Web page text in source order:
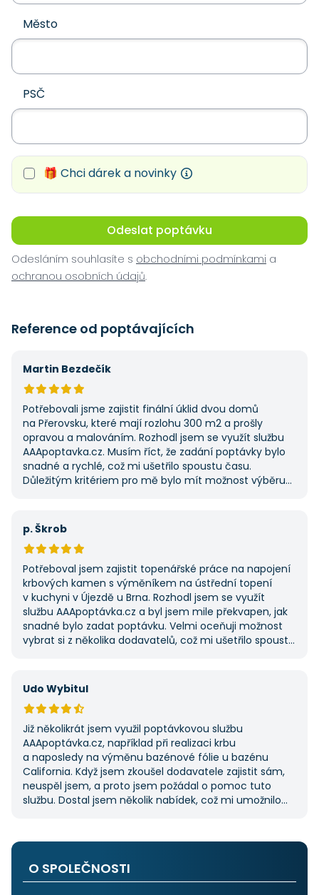
Město
PSČ
🎁 Chci dárek a novinky
Odeslat poptávku
Odesláním souhlasíte s obchodními podmínkami a
ochranou osobních údajů.
Reference od poptávajících
Martin Bezdečík
Potřebovali jsme zajistit finální úklid dvou domů
na Přerovsku, které mají rozlohu 300 m2 a prošly
opravou a malováním. Rozhodl jsem se využít službu
AAApoptavka.cz. Musím říct, že zadání poptávky bylo
snadné a rychlé, což mi ušetřilo spoustu času.
Důležitým kritériem pro mě bylo mít možnost výběru
první, ale se službou jsem byl spokojený, protože mi
umožnila najít rychlé řešení. Vše proběhlo v pořádku
a příště jejich službu využiji znovu.
p. Škrob
Potřeboval jsem zajistit topenářské práce na napojení
krbových kamen s výměníkem na ústřední topení
v kuchyni v Újezdě u Brna. Rozhodl jsem se využít
službu AAApoptávka.cz a byl jsem mile překvapen, jak
snadné bylo zadat poptávku. Velmi oceňuji možnost
vybrat si z několika dodavatelů, což mi ušetřilo spoustu
potřebovat další řemeslné práce.
Udo Wybitul
Již několikrát jsem využil poptávkovou službu
AAApoptávka.cz, například při realizaci krbu
a naposledy na výměnu bazénové fólie u bazénu
California. Když jsem zkoušel dodavatele zajistit sám,
neuspěl jsem, a proto jsem požádal o pomoc tuto
službu. Dostal jsem několik nabídek, což mi umožnilo
i ostatním.
O SPOLEČNOSTI